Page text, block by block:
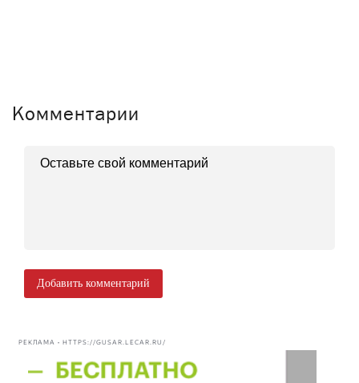
Комментарии
Добавить комментарий
РЕКЛАМА • HTTPS://GUSAR.LECAR.RU/